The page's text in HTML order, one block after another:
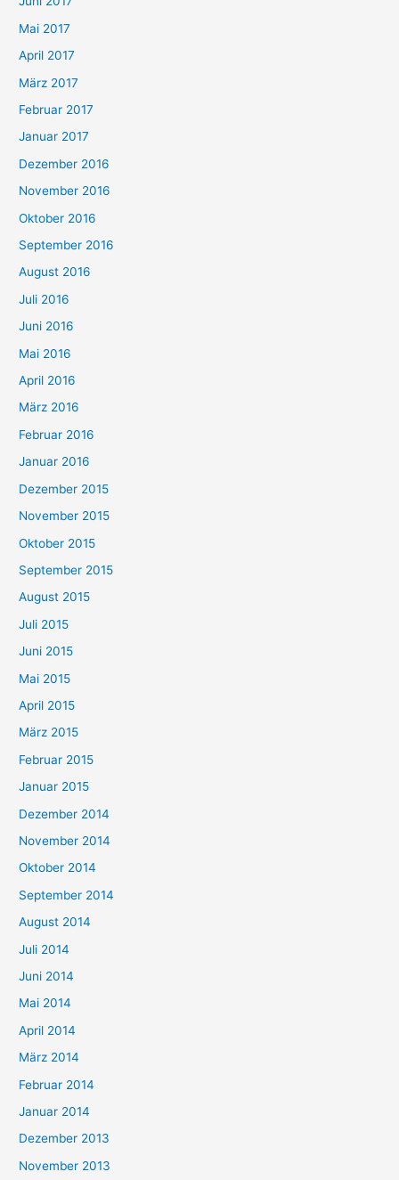
Mai 2017
April 2017
März 2017
Februar 2017
Januar 2017
Dezember 2016
November 2016
Oktober 2016
September 2016
August 2016
Juli 2016
Juni 2016
Mai 2016
April 2016
März 2016
Februar 2016
Januar 2016
Dezember 2015
November 2015
Oktober 2015
September 2015
August 2015
Juli 2015
Juni 2015
Mai 2015
April 2015
März 2015
Februar 2015
Januar 2015
Dezember 2014
November 2014
Oktober 2014
September 2014
August 2014
Juli 2014
Juni 2014
Mai 2014
April 2014
März 2014
Februar 2014
Januar 2014
Dezember 2013
November 2013